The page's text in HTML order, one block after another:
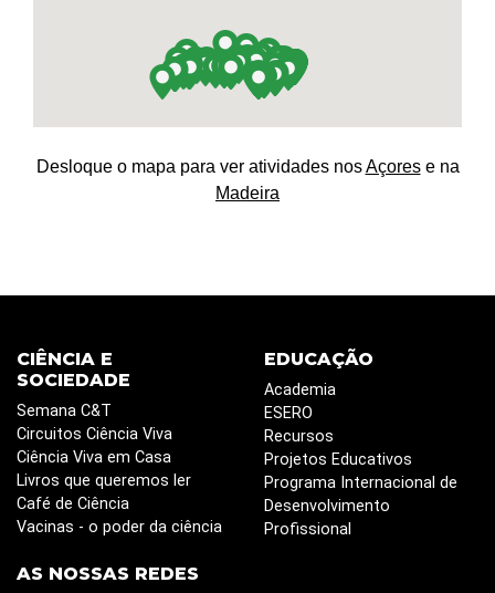
Desloque o mapa para ver atividades nosAçorese na
Madeira
CIÊNCIA E
SOCIEDADE
Semana C&T
Circuitos Ciência Viva
Ciência Viva em Casa
Livros que queremos ler
Café de Ciência
Vacinas - o poder da ciência
EDUCAÇÃO
Academia
ESERO
Recursos
Projetos Educativos
Programa Internacional de
Desenvolvimento
Profissional
AS NOSSAS REDES